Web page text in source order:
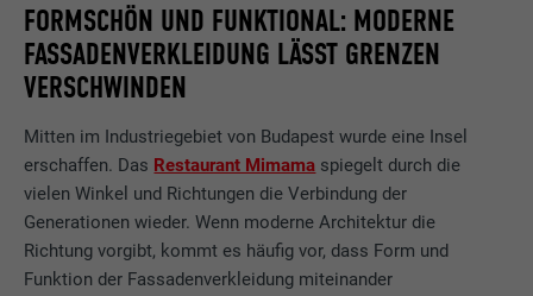
FORMSCHÖN UND FUNKTIONAL: MODERNE
FASSADENVERKLEIDUNG LÄSST GRENZEN
VERSCHWINDEN
Mitten im Industriegebiet von Budapest wurde eine Insel
erschaffen. Das Restaurant Mimama spiegelt durch die
vielen Winkel und Richtungen die Verbindung der
Generationen wieder. Wenn moderne Architektur die
Richtung vorgibt, kommt es häufig vor, dass Form und
Funktion der Fassadenverkleidung miteinander